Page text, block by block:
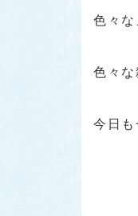
色々な
色々な
今日も